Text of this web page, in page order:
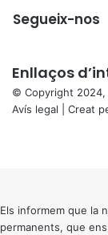
Segueix-nos
Enllaços
© Copyright 2024,
Avís legal | Creat
button
Els informem que la
permanents, que